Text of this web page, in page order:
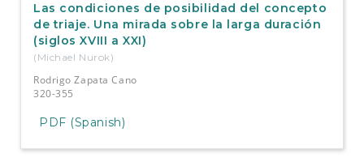
Las condiciones de posibilidad del concepto
de triaje. Una mirada sobre la larga duración
(siglos XVIII a XXI)
(Michael Nurok)
Rodrigo Zapata Cano
320-355
PDF (Spanish)